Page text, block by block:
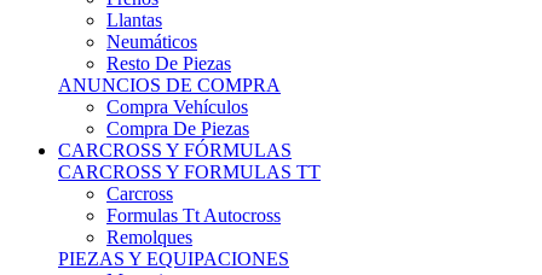
Neumáticos
Resto De Piezas
ANUNCIOS DE COMPRA
Compra Vehículos
Compra De Piezas
CARCROSS Y FÓRMULAS
CARCROSS Y FORMULAS TT
Carcross
Formulas Tt Autocross
Remolques
PIEZAS Y EQUIPACIONES
Mecanica